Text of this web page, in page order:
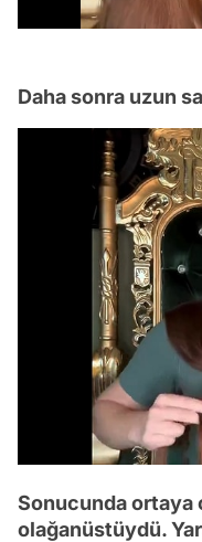
Daha sonra uzun
Sonucunda ortaya
olağanüstüydü.